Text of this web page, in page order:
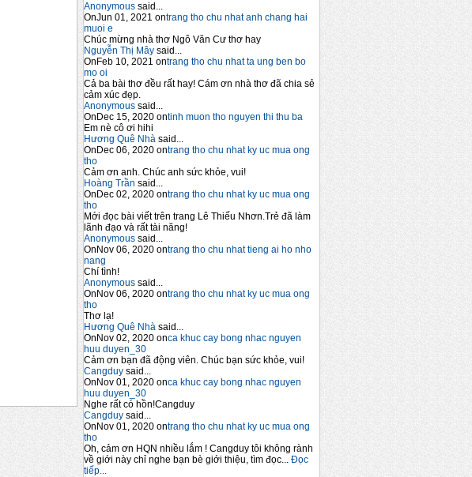
Anonymous said...
OnJun 01, 2021 ontrang tho chu nhat anh chang hai
muoi e
Chúc mừng nhà thơ Ngô Văn Cư thơ hay
Nguyễn Thị Mây said...
OnFeb 10, 2021 ontrang tho chu nhat ta ung ben bo
mo oi
Cả ba bài thơ đều rất hay! Cám ơn nhà thơ đã chia sẻ
cảm xúc đẹp.
Anonymous said...
OnDec 15, 2020 ontinh muon tho nguyen thi thu ba
Em nè cô ơi hihi
Hương Quê Nhà said...
OnDec 06, 2020 ontrang tho chu nhat ky uc mua ong
tho
Cảm ơn anh. Chúc anh sức khỏe, vui!
Hoàng Trần said...
OnDec 02, 2020 ontrang tho chu nhat ky uc mua ong
tho
Mới đọc bài viết trên trang Lê Thiếu Nhơn.Trẻ đã làm
lãnh đạo và rất tài năng!
Anonymous said...
OnNov 06, 2020 ontrang tho chu nhat tieng ai ho nho
nang
Chí tình!
Anonymous said...
OnNov 06, 2020 ontrang tho chu nhat ky uc mua ong
tho
Thơ lạ!
Hương Quê Nhà said...
OnNov 02, 2020 onca khuc cay bong nhac nguyen
huu duyen_30
Cảm ơn bạn đã động viên. Chúc bạn sức khỏe, vui!
Cangduy said...
OnNov 01, 2020 onca khuc cay bong nhac nguyen
huu duyen_30
Nghe rất có hồn!Cangduy
Cangduy said...
OnNov 01, 2020 ontrang tho chu nhat ky uc mua ong
tho
Oh, cảm ơn HQN nhiều lắm ! Cangduy tôi không rành
về giới này chỉ nghe bạn bè giới thiệu, tìm đọc... Đọc
tiếp...